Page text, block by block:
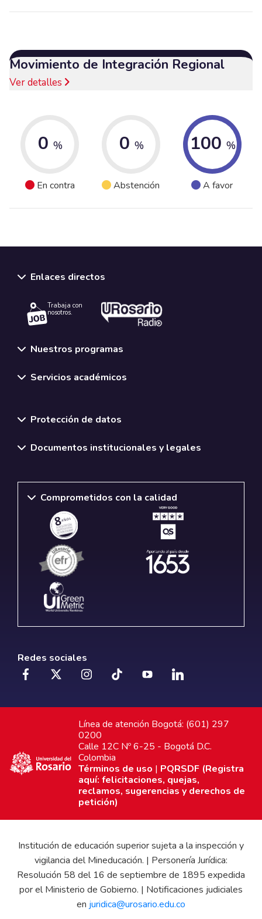
Movimiento de Integración Regional
Ver detalles
0 %
En contra
0 %
Abstención
100 %
A favor
Enlaces directos
Trabaja con
nosotros.
Nuestros programas
Servicios académicos
Protección de datos
Documentos institucionales y legales
Comprometidos con la calidad
Redes sociales
Línea de atención Bogotá: (601) 297
0200
Calle 12C Nº 6-25 - Bogotá D.C.
Colombia
Términos de uso | PQRSDF (Registra
aquí: felicitaciones, quejas,
reclamos, sugerencias y derechos de
petición)
Institución de educación superior sujeta a la inspección y
vigilancia del Mineducación. | Personería Jurídica:
Resolución 58 del 16 de septiembre de 1895 expedida
por el Ministerio de Gobierno. | Notificaciones judiciales
en juridica@urosario.edu.co